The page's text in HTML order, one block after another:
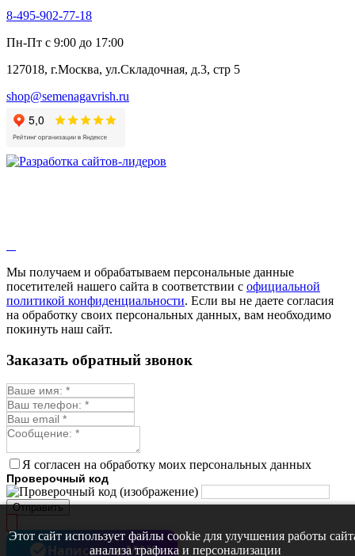
Алтей
Бессмертник
Валериана
Валерианелла
Гибискус лекарственный
Девясил
Душица
Змееголовник
Мыльнянка
Мята
Овсяный корень
Огуречная трава
Пустырник
Репешок
Синюха
Смесь лекарственных
Стевия
Тимьян ползучий (чабрец)
Фенхель лекарственный
Цикорий лекарственный
Череда лекарственная
Чернокорень
8-495-902-77-18
Пн-Пт с 9:00 до 17:00
127018, г.Москва, ул.Складочная, д.3, стр 5
shop@semenagavrish.ru
Мы получаем и обрабатываем персональные данные
посетителей нашего сайта в соответствии с официальной
политикой конфиденциальности. Если вы не даете согласия
на обработку своих персональных данных, вам необходимо
покинуть наш сайт.
Этот сайт использует файлы cookie для улучшения работы
анализа трафика и персонализации
Заказать обратный звонок
Я согласен на обработку моих персональных данных
Проверочный код
Отправить
Написать в MAX